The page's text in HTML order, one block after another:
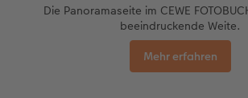
Die Panoramaseite im CEWE
beeindruckende Weite.
Mehr erfahren